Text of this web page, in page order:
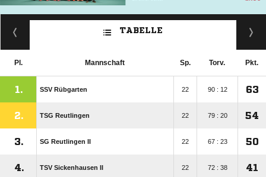
TABELLE
Pl. Mannschaft Sp. Torv. Pkt.
1. SSV Rübgarten 22 90 : 12 63
2. TSG Reutlingen 22 79 : 20 54
3. SG Reutlingen II 22 67 : 23 50
4. TSV Sickenhausen II 22 72 : 38 41